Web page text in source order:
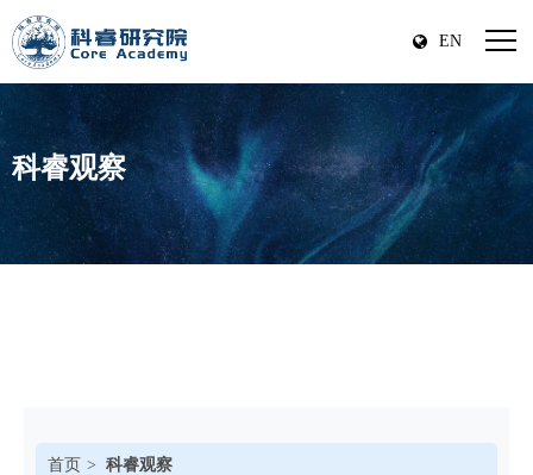
EN
科睿观察
首页 科睿观察